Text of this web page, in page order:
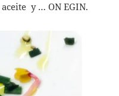
y … ON EGIN.